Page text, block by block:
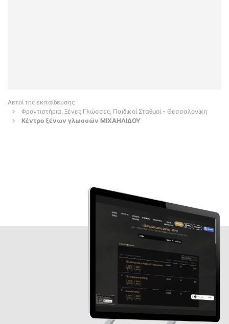
Αετοί της εκπαίδευσης
Φροντιστήρια, Ξένες Γλώσσες, Παιδικοί Σταθμοί - Θεσσαλονίκη
Κέντρο ξένων γλωσσών ΜΙΧΑΗΛΙΔΟΥ